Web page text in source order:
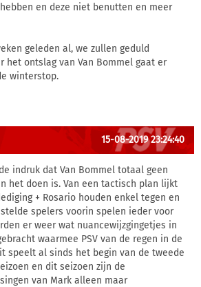
en deze niet benutten en meer
geleden al, we zullen geduld
het ontslag van Van Bommel gaat er
winterstop.
15-08-2019 23:24:40
indruk dat Van Bommel totaal geen
het doen is. Van een tactisch plan lijkt
+ Rosario houden enkel tegen en
spelers voorin spelen ieder voor
er weer wat nuancewijzgingetjes in
waarmee PSV van de regen in de
speelt al sinds het begin van de tweede
en dit seizoen zijn de
van Mark alleen maar